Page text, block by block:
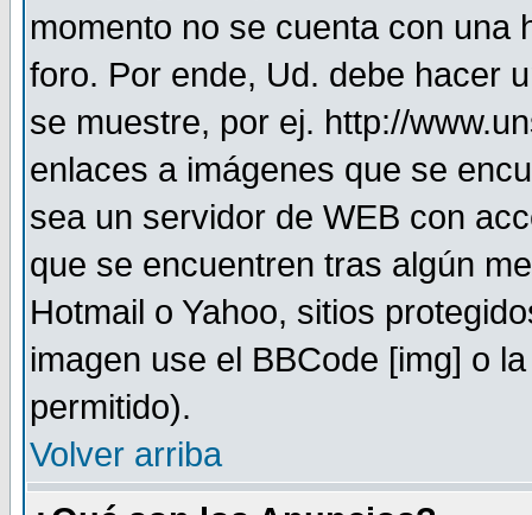
momento no se cuenta con una
foro. Por ende, Ud. debe hacer
se muestre, por ej. http://
enlaces a imágenes que se
sea un servidor de WEB con
que se encuentren tras algún
Hotmail o Yahoo, sitios
imagen use el BBCode [img] o
permitido).
Volver arriba